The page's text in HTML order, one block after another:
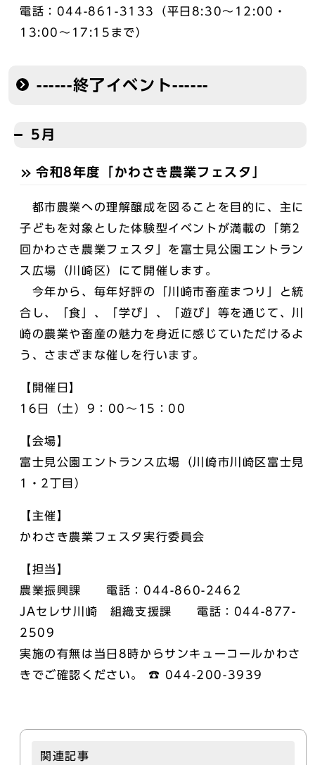
電話：044-861-3133（平日8:30～12:00・
13:00～17:15まで）
------終了イベント------
5月
令和8年度「かわさき農業フェスタ」
都市農業への理解醸成を図ることを目的に、主に
子どもを対象とした体験型イベントが満載の「第2
回かわさき農業フェスタ」を富士見公園エントラン
ス広場（川崎区）にて開催します。
今年から、毎年好評の「川崎市畜産まつり」と統
合し、「食」、「学び」、「遊び」等を通じて、川
崎の農業や畜産の魅力を身近に感じていただけるよ
う、さまざまな催しを行います。
【開催日】
16日（土）9：00～15：00
【会場】
富士見公園エントランス広場（川崎市川崎区富士見
1・2丁目）
【主催】
かわさき農業フェスタ実行委員会
【担当】
農業振興課 電話：044-860-2462
JAセレサ川崎 組織支援課 電話：044-877-
2509
実施の有無は当日8時からサンキューコールかわさ
きでご確認ください。 ☎ 044-200-3939
関連記事